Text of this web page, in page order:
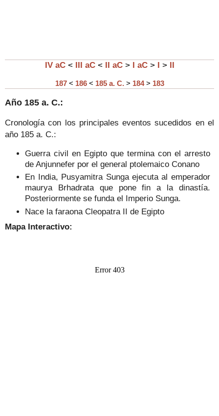
IV aC < III aC< II aC> I aC > I > II
187< 186< 185 a. C.> 184> 183
Año 185 a. C.:
Cronología con los principales eventos sucedidos en el
año 185 a. C.:
Guerra civil en Egipto que termina con el arresto
de Anjunnefer por el general ptolemaico Conano
En India, Pusyamitra Sunga ejecuta al emperador
maurya Brhadrata que pone fin a la dinastía.
Posteriormente se funda el Imperio Sunga.
Nace la faraona Cleopatra II de Egipto
Mapa Interactivo: